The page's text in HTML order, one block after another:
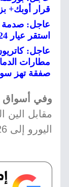
قرار أوبك+
عاجل: صدمة
استقر عيار 24 عند 503 ريال بالضبط بعد أكبر انهيار؟
عاجل:
صفقة تهز
وفي أسواق
اليورو إلى 1.1626 دولار.